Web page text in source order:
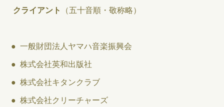
クライアント （五十音順・敬称略）
● 一般財団法人ヤマハ音楽振興会
● 株式会社英和出版社
● 株式会社キタンクラブ
● 株式会社クリーチャーズ